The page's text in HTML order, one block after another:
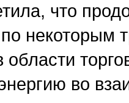
что
некоторым
области
во